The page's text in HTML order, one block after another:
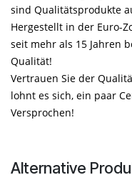
sind Qualitätsprodukte
Hergestellt in der Euro-
seit mehr als 15 Jahren
Qualität!
Vertrauen Sie der
lohnt es sich, ein paar
Versprochen!
Alternative